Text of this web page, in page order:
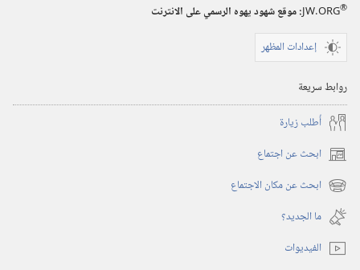
أبريل‏
JW.ORG®
:‏ موقع شهود يهوه الرسمي على الانترنت
إعدادات المظهر
روابط سريعة
أُطلب زيارة
ابحث عن اجتماع (يفتح
نافذة
جديدة)
ابحث عن مكان الاجتماع (يفتح
نافذة
جديدة)
ما الجديد؟‏
الفيديوات